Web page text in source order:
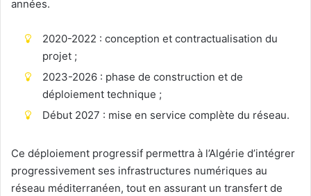
années.
2020-2022 : conception et contractualisation du
projet ;
2023-2026 : phase de construction et de
déploiement technique ;
Début 2027 : mise en service complète du réseau.
Ce déploiement progressif permettra à l’Algérie d’intégrer
progressivement ses infrastructures numériques au
réseau méditerranéen, tout en assurant un transfert de